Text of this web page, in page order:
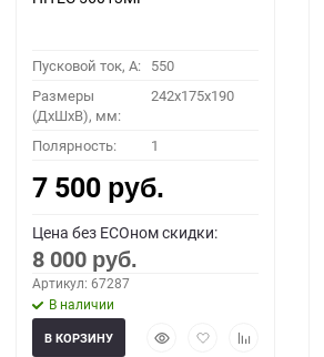
Пусковой ток, A: 550
Размеры
(ДхШхВ), мм:
242x175x190
Полярность: 1
7 500 руб.
Цена без ECOном скидки:
8 000 руб.
Артикул: 67287
В наличии
БыстрыйДобавитьДобавить
В КОРЗИНУ